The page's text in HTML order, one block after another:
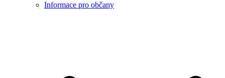
Informace pro občany